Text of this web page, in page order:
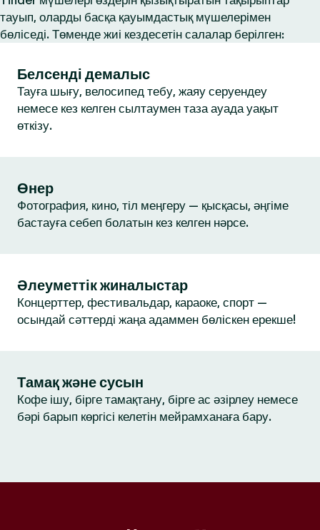
тауып, оларды басқа қауымдастық мүшелерімен
бөліседі. Төменде жиі кездесетін салалар берілген:
Белсенді демалыс
Тауға шығу, велосипед тебу, жаяу серуендеу
немесе кез келген сылтаумен таза ауада уақыт
өткізу.
Өнер
Фотография, кино, тіл меңгеру — қысқасы, әңгіме
бастауға себеп болатын кез келген нәрсе.
Әлеуметтік жиналыстар
Концерттер, фестивальдар, караоке, спорт —
осындай сәттерді жаңа адаммен бөліскен ерекше!
Тамақ және сусын
Кофе ішу, бірге тамақтану, бірге ас әзірлеу немесе
бәрі барып көргісі келетін мейрамханаға бару.